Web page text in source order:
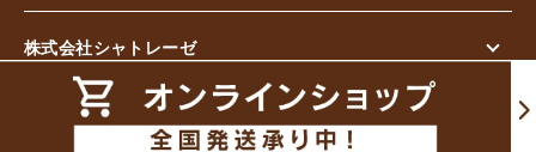
株式会社シャトレーゼ
© Chateraise Co.,Ltd. All Rights Reserved.